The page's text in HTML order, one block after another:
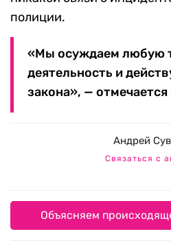
полиции.
«Мы осуждаем любую
деятельность и
закона», — отмечается
Андрей
Связаться с
Объясняем